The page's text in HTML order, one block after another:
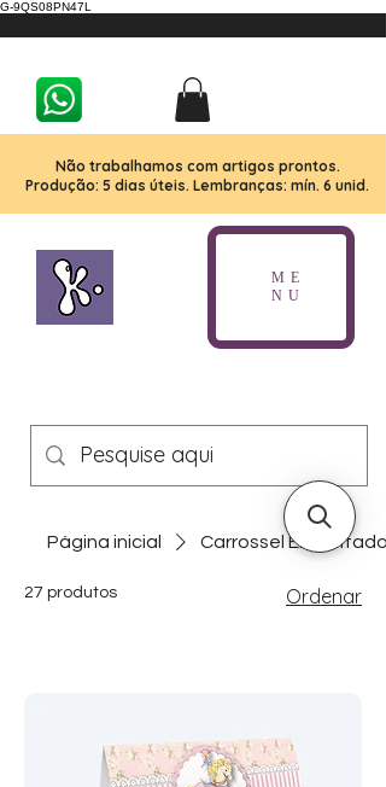
G-9QS08PN47L
Não trabalhamos com artigos prontos.
Produção: 5 dias úteis. Lembranças: mín. 6 unid.
ME
NU
Página inicial Carrossel Encantado
27 produtos Ordenar